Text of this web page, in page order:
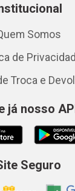
Somos
de
Troca e
já nosso
Seguro